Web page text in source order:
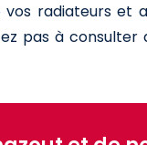
radiateurs et
pas à consulter